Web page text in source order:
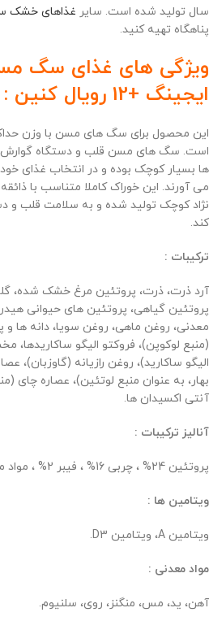
سال تولید شده است. سایر غذاهای خشک
پناهگاه تهیه کنید.
ویژگی های غذای سگ
ایجینگ +12 رویال کنین :
است. سگ های مسن قلب و دستگاه
ها بسیار کوچک بوده و در انتخاب غذای
می آورند. این خوراک کاملا متناسب با
نژاد کوچک تولید شده و به سلامت قلب
کند.
ترکیبات :
آرد ذرت، ذرت، پروتئین مرغ خشک شده،
پروتئین گیاهی، پروتئین های حیوانی
معدنی، روغن ماهی، روغن سویا، دانه ها
(منبع لوکوپن)، فروکتو الیگو ساکاریدها،
الیگو ساکارید)، روغن رازیانه
بهار، به عنوان منبع لوتئین)، عصاره چای
آنتی اکسیدان ها.
آنالیز ترکیبات :
پروتئین 24% ، چربی 16% ، فیبر 2% ، مواد معدنی 5%.
ویتامین ها :
ویتامین A، ویتامین D3.
مواد معدنی :
آهن، ید، مس، منگنز، روی، سلنیوم.